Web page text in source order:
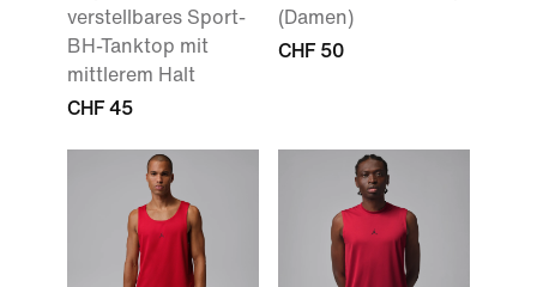
verstellbares Sport-
BH-Tanktop mit
mittlerem Halt
CHF 45
(Damen)
CHF 50